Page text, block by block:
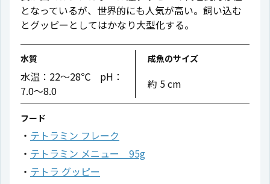
となっているが、世界的にも人気が高い。飼い込む
とグッピーとしてはかなり大型化する。
水質
水温：22〜28℃ pH：
7.0〜8.0
成魚のサイズ
約 5 cm
フード
テトラミン フレーク
テトラミン メニュー 95g
テトラ グッピー